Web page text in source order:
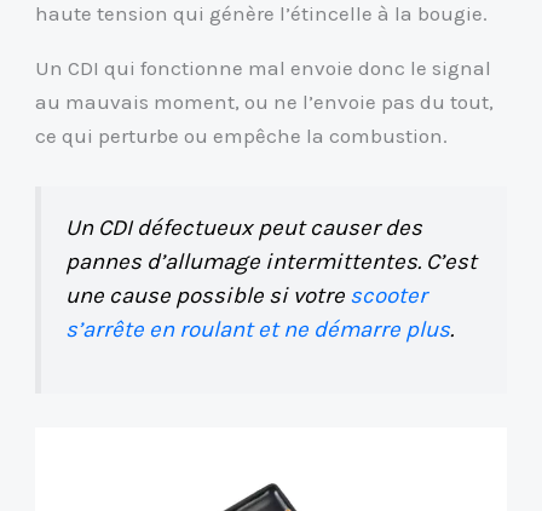
haute tension qui génère l’étincelle à la bougie.
Un CDI qui fonctionne mal envoie donc le signal
au mauvais moment, ou ne l’envoie pas du tout,
ce qui perturbe ou empêche la combustion.
Un CDI défectueux peut causer des
pannes d’allumage intermittentes. C’est
une cause possible si votre scooter
s’arrête en roulant et ne démarre plus.